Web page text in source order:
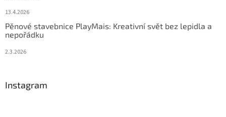
13.4.2026
Pěnové stavebnice PlayMais: Kreativní svět bez lepidla a
nepořádku
2.3.2026
Instagram